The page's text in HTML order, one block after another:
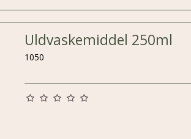
Uldvaskemiddel 250ml
1050